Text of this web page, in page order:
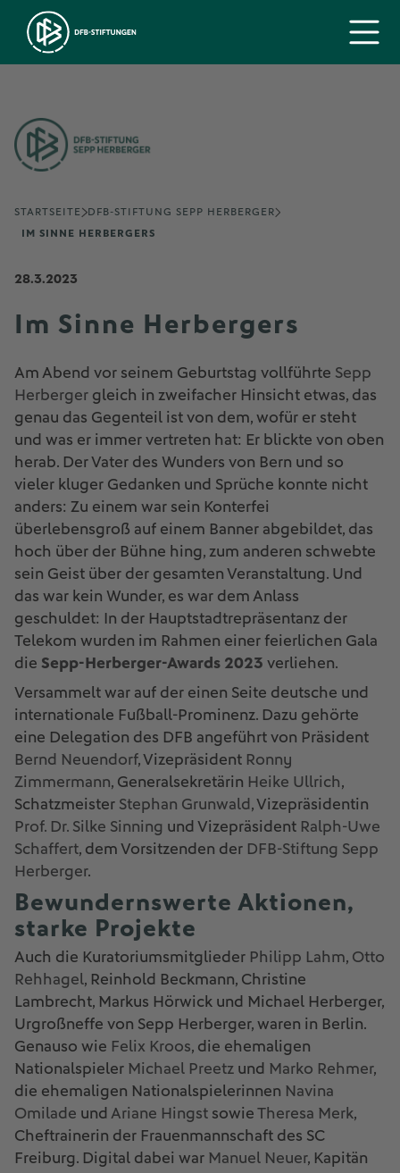
STARTSEITE
DFB-STIFTUNG SEPP HERBERGER
IM SINNE HERBERGERS
28.3.2023
Im Sinne Herbergers
Am Abend vor seinem Geburtstag vollführte Sepp
Herberger gleich in zweifacher Hinsicht etwas, das
genau das Gegenteil ist von dem, wofür er steht
und was er immer vertreten hat: Er blickte von oben
herab. Der Vater des Wunders von Bern und so
vieler kluger Gedanken und Sprüche konnte nicht
anders: Zu einem war sein Konterfei
überlebensgroß auf einem Banner abgebildet, das
hoch über der Bühne hing, zum anderen schwebte
sein Geist über der gesamten Veranstaltung. Und
das war kein Wunder, es war dem Anlass
geschuldet: In der Hauptstadtrepräsentanz der
Telekom wurden im Rahmen einer feierlichen Gala
die Sepp-Herberger-Awards 2023 verliehen.
Versammelt war auf der einen Seite deutsche und
internationale Fußball-Prominenz. Dazu gehörte
eine Delegation des DFB angeführt von Präsident
Bernd Neuendorf, Vizepräsident Ronny
Zimmermann, Generalsekretärin Heike Ullrich,
Schatzmeister Stephan Grunwald, Vizepräsidentin
Prof. Dr. Silke Sinning und Vizepräsident Ralph-Uwe
Schaffert, dem Vorsitzenden der DFB-Stiftung Sepp
Herberger.
Bewundernswerte Aktionen,
starke Projekte
Auch die Kuratoriumsmitglieder Philipp Lahm, Otto
Rehhagel, Reinhold Beckmann, Christine
Lambrecht, Markus Hörwick und Michael Herberger,
Urgroßneffe von Sepp Herberger, waren in Berlin.
Genauso wie Felix Kroos, die ehemaligen
Nationalspieler Michael Preetz und Marko Rehmer,
die ehemaligen Nationalspielerinnen Navina
Omilade und Ariane Hingst sowie Theresa Merk,
Cheftrainerin der Frauenmannschaft des SC
Freiburg. Digital dabei war Manuel Neuer, Kapitän